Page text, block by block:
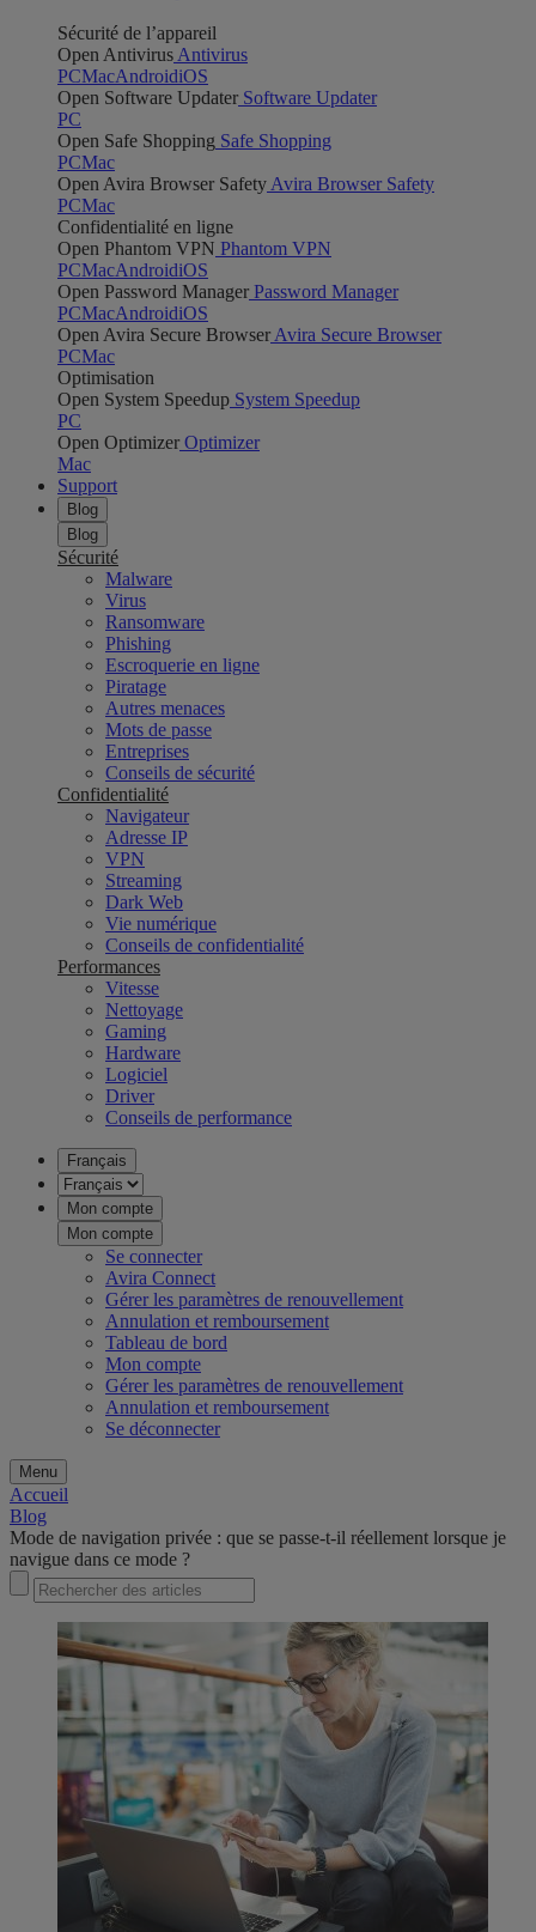
Sécurité de l’appareil
Open Antivirus Antivirus
PCMacAndroidiOS
Open Software Updater Software Updater
PC
Open Safe Shopping Safe Shopping
PCMac
Open Avira Browser Safety Avira Browser Safety
PCMac
Confidentialité en ligne
Open Phantom VPN Phantom VPN
PCMacAndroidiOS
Open Password Manager Password Manager
PCMacAndroidiOS
Open Avira Secure Browser Avira Secure Browser
PCMac
Optimisation
Open System Speedup System Speedup
PC
Open Optimizer Optimizer
Mac
Support
Blog
Blog
Sécurité
Malware
Virus
Ransomware
Phishing
Escroquerie en ligne
Piratage
Autres menaces
Mots de passe
Entreprises
Conseils de sécurité
Confidentialité
Navigateur
Adresse IP
VPN
Streaming
Dark Web
Vie numérique
Conseils de confidentialité
Performances
Vitesse
Nettoyage
Gaming
Hardware
Logiciel
Driver
Conseils de performance
Français
Mon compte
Mon compte
Se connecter
Avira Connect
Gérer les paramètres de renouvellement
Annulation et remboursement
Tableau de bord
Mon compte
Gérer les paramètres de renouvellement
Annulation et remboursement
Se déconnecter
Menu
Accueil
Blog
Mode de navigation privée : que se passe-t-il réellement lorsque je
navigue dans ce mode ?